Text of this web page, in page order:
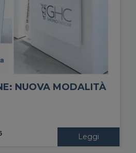
NUOVA MODALITÀ
Leggi